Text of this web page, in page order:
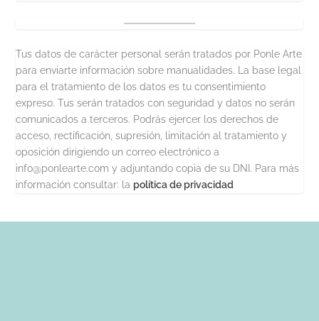
Tus datos de carácter personal serán tratados por Ponle Arte
para enviarte información sobre manualidades. La base legal
para el tratamiento de los datos es tu consentimiento
expreso. Tus serán tratados con seguridad y datos no serán
comunicados a terceros. Podrás ejercer los derechos de
acceso, rectificación, supresión, limitación al tratamiento y
oposición dirigiendo un correo electrónico a
info@ponlearte.com y adjuntando copia de su DNI. Para más
información consultar: la política de privacidad